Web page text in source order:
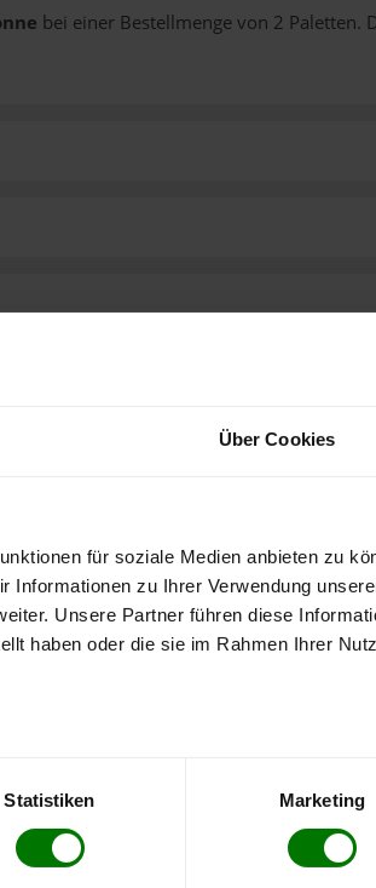
Über Cookies
für soziale Medien anbieten zu
Informationen zu Ihrer Verwendung
Unsere Partner führen diese
haben oder die sie im Rahmen Ihrer
Statistiken Marketing
bei einer Bestellmenge von 2 Paletten.